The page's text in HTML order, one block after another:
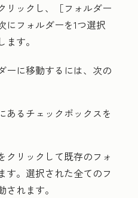
リックし、［フォルダー
に フォルダーを1つ選択
ます。
ーに移動するには、次の
あるチェックボックスを
クリックして既存のフォ
す。選択された全てのフ
されます。